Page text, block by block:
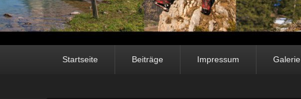
Startseite Beiträge Impressum Galerie